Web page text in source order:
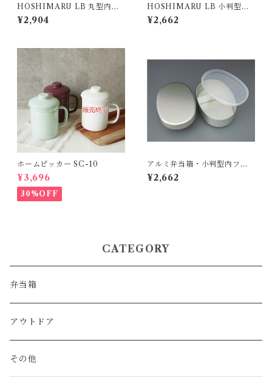
HOSHIMARU LB 丸型内フ
タ付
¥2,904
HOSHIMARU LB 小判型内
フタ付S
¥2,662
ホームピッカー SC-10
¥3,696
30%OFF
アルミ弁当箱・小判型内フタ
付S
¥2,662
CATEGORY
弁当箱
アウトドア
その他